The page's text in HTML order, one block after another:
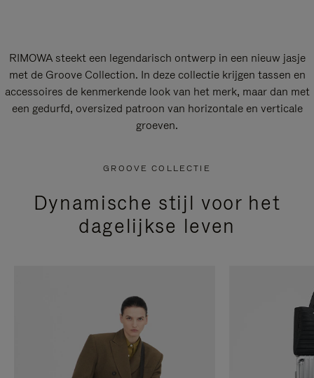
RIMOWA steekt een legendarisch ontwerp in een nieuw jasje
met de Groove Collection. In deze collectie krijgen tassen en
accessoires de kenmerkende look van het merk, maar dan met
een gedurfd, oversized patroon van horizontale en verticale
groeven.
GROOVE COLLECTIE
Dynamische stijl voor het
dagelijkse leven